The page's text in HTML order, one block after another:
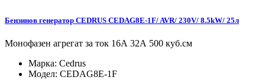
Бензинов генератор CEDRUS CEDAG8E-1F/ AVR/ 230V/ 8.5kW/ 25л
Монофазен агрегат за ток 16А 32А 500 куб.см
Марка: Cedrus
Модел: CEDAG8E-1F